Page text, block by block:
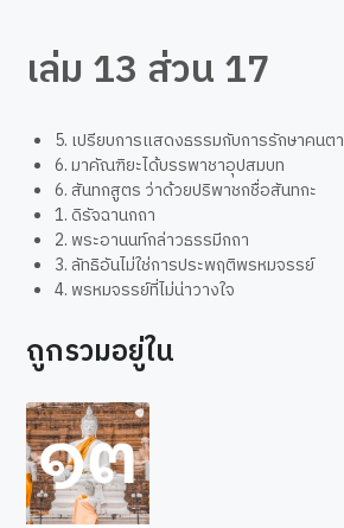
เล่ม 13 ส่วน 17
5. เปรียบการแสดงธรรมกับการรักษาคนต
6. มาคัณฑิยะได้บรรพาชาอุปสมบท
6. สันทกสูตร ว่าด้วยปริพาชกชื่อสันทกะ
1. ดิรัจฉานกถา
2. พระอานนท์กล่าวธรรมีกถา
3. ลัทธิอันไม่ใช่การประพฤติพรหมจรรย์
4. พรหมจรรย์ที่ไม่น่าวางใจ
ถูกรวมอยู่ใน